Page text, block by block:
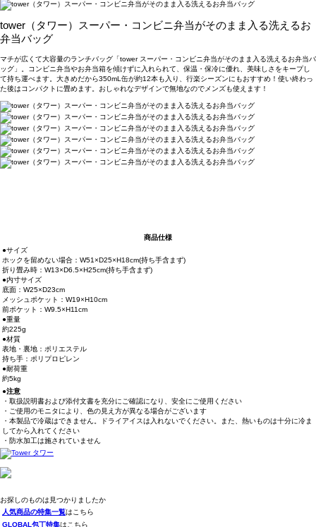
tower（タワー）スーパー・コンビニ弁当がそのまま入る洗えるお
弁当バッグ
マチが広くて大容量のランチバッグ「tower スーパー・コンビニ弁当がそのまま入る洗えるお弁当バ
ッグ」。コンビニ弁当やお弁当箱を傾けずに入れられて、保温・保冷に優れ、美味しさをキープし
て持ち運べます。大きめだから350mL缶が約12本も入り、行楽シーズンにもおすすめ！使い終わっ
た後はコンパクトに畳めます。おしゃれなデザインで無地なのでメンズも使えます！
商品仕様
●サイズ
ホックを留めない場合：W51×D25×H18cm(持ち手含まず)
折り畳み時：W13×D6.5×H25cm(持ち手含まず)
●内寸サイズ
底面：W25×D23cm
メッシュポケット：W19×H10cm
前ポケット：W9.5×H11cm
●重量
約225g
●材質
表地・裏地：ポリエステル
持ち手：ポリプロピレン
●耐荷重
約5kg
●注意
・取扱説明書および添付文書を充分にご確認になり、安全にご使用ください
・ご使用のモニタにより、色の見え方が異なる場合がございます
・本製品で冷蔵はできません。ドライアイスは入れないでください。また、熱いものは十分に冷ま
してから入れてください
・防水加工は施されていません
お探しのものは見つかりましたか
人気商品の特集一覧はこちら
GLOBAL包丁特集はこちら